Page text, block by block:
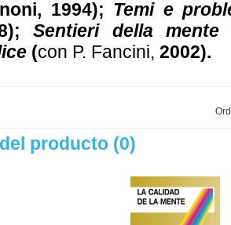
1994); Temi e
Sentieri della mente
(con P. Fancini, 2002).
producto (0)